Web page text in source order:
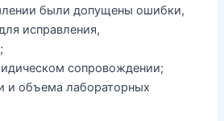
были допущены ошибки,
исправления,
сопровождении;
и объема лабораторных